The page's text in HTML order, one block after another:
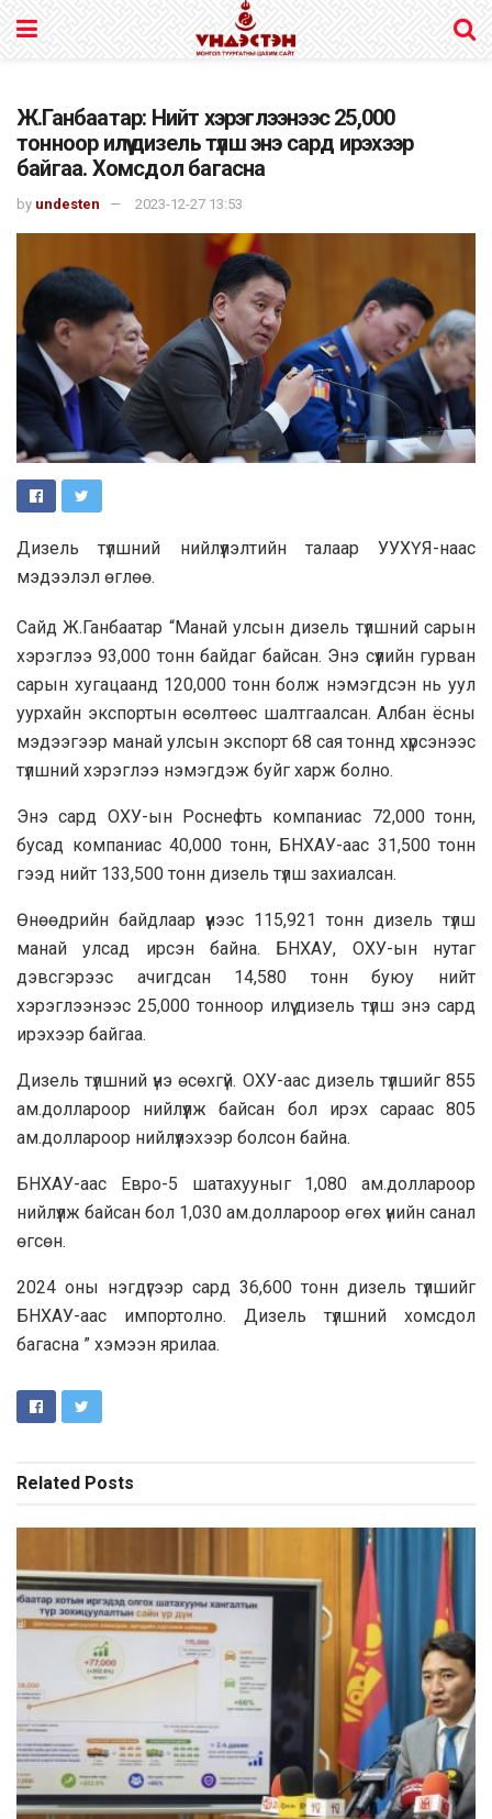
Ж.Ганбаатар: Нийт хэрэглээнээс 25,000
тонноор илүү дизель түлш энэ сард ирэхээр
байгаа. Хомсдол багасна
by undesten 2023-12-27 13:53
Дизель түлшний нийлүүлэлтийн талаар УУХҮЯ-наас
мэдээлэл өглөө.
Сайд Ж.Ганбаатар “Манай улсын дизель түлшний сарын
хэрэглээ 93,000 тонн байдаг байсан. Энэ сүүлийн гурван
сарын хугацаанд 120,000 тонн болж нэмэгдсэн нь уул
уурхайн экспортын өсөлтөөс шалтгаалсан. Албан ёсны
мэдээгээр манай улсын экспорт 68 сая тоннд хүрсэнээс
түлшний хэрэглээ нэмэгдэж буйг харж болно.
Энэ сард ОХУ-ын Роснефть компаниас 72,000 тонн,
бусад компаниас 40,000 тонн, БНХАУ-аас 31,500 тонн
гээд нийт 133,500 тонн дизель түлш захиалсан.
Өнөөдрийн байдлаар үүнээс 115,921 тонн дизель түлш
манай улсад ирсэн байна. БНХАУ, ОХУ-ын нутаг
дэвсгэрээс ачигдсан 14,580 тонн буюу нийт
хэрэглээнээс 25,000 тонноор илүү дизель түлш энэ сард
ирэхээр байгаа.
Дизель түлшний үнэ өсөхгүй. ОХУ-аас дизель түлшийг 855
ам.доллароор нийлүүлж байсан бол ирэх сараас 805
ам.доллароор нийлүүлэхээр болсон байна.
БНХАУ-аас Евро-5 шатахууныг 1,080 ам.доллароор
нийлүүлж байсан бол 1,030 ам.доллароор өгөх үнийн санал
өгсөн.
2024 оны нэгдүгээр сард 36,600 тонн дизель түлшийг
БНХАУ-аас импортолно. Дизель түлшний хомсдол
багасна ” хэмээн ярилаа.
Related Posts